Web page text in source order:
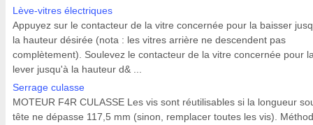
Lève-vitres électriques
Appuyez sur le contacteur de la vitre concernée pour la baisser
la hauteur désirée (nota : les vitres arrière ne descendent pas
complètement). Soulevez le contacteur de la vitre concernée pour
lever jusqu'à la hauteur d& ...
Serrage culasse
MOTEUR F4R CULASSE Les vis sont réutilisables si la longueur
tête ne dépasse 117,5 mm (sinon, remplacer toutes les vis).